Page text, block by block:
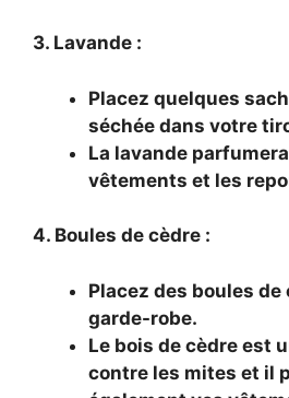
3. Lavande :
Placez quelques
séchée dans votre
La lavande
vêtements et les
4. Boules de cèdre :
Placez des boules
garde-robe.
Le bois de cèdre est
contre les mites et il